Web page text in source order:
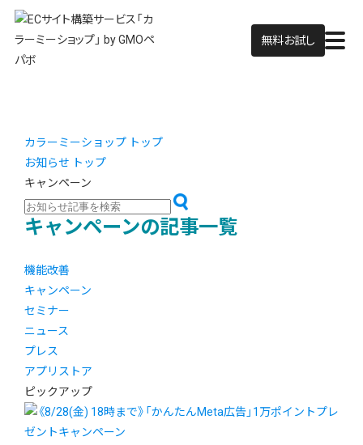
無料お試し
カラーミーショップ トップ
お知らせ トップ
キャンペーン
キャンペーンの記事一覧
機能改善
キャンペーン
セミナー
ニュース
プレス
アプリストア
ピックアップ